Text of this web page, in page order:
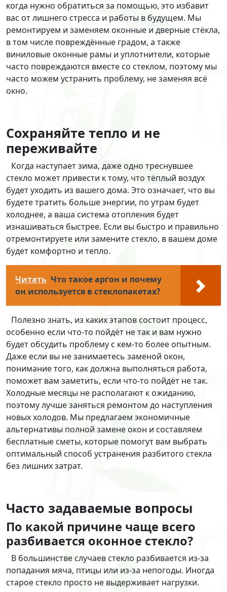
когда нужно обратиться за помощью, это избавит
вас от лишнего стресса и работы в будущем. Мы
ремонтируем и заменяем оконные и дверные стёкла,
в том числе повреждённые градом, а также
виниловые оконные рамы и уплотнители, которые
часто повреждаются вместе со стеклом, поэтому мы
часто можем устранить проблему, не заменяя всё
окно.
Сохраняйте тепло и не
переживайте
Когда наступает зима, даже одно треснувшее
стекло может привести к тому, что тёплый воздух
будет уходить из вашего дома. Это означает, что вы
будете тратить больше энергии, по утрам будет
холоднее, а ваша система отопления будет
изнашиваться быстрее. Если вы быстро и правильно
отремонтируете или замените стекло, в вашем доме
будет комфортно и тепло.
Читать Что такое аргон и почему
он используется в стеклопакетах?
Полезно знать, из каких этапов состоит процесс,
особенно если что-то пойдёт не так и вам нужно
будет обсудить проблему с кем-то более опытным.
Даже если вы не занимаетесь заменой окон,
понимание того, как должна выполняться работа,
поможет вам заметить, если что-то пойдёт не так.
Холодные месяцы не располагают к ожиданию,
поэтому лучше заняться ремонтом до наступления
новых холодов. Мы предлагаем экономичные
альтернативы полной замене окон и составляем
бесплатные сметы, которые помогут вам выбрать
оптимальный способ устранения разбитого стекла
без лишних затрат.
Часто задаваемые вопросы
По какой причине чаще всего
разбивается оконное стекло?
В большинстве случаев стекло разбивается из-за
попадания мяча, птицы или из-за непогоды. Иногда
старое стекло просто не выдерживает нагрузки.